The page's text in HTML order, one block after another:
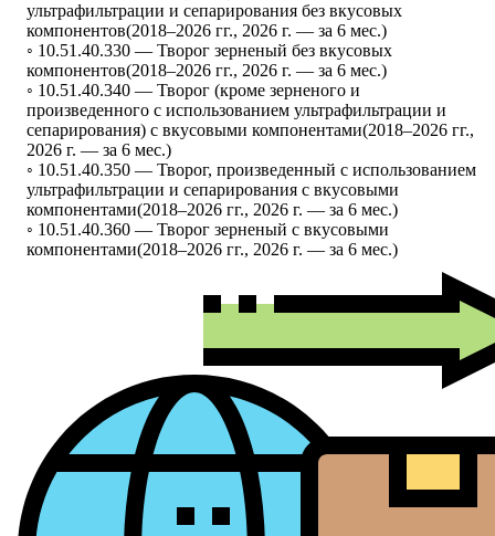
ультрафильтрации и сепарирования без вкусовых
компонентов(2018–2026 гг., 2026 г. — за 6 мес.)
◦ 10.51.40.330 — Творог зерненый без вкусовых
компонентов(2018–2026 гг., 2026 г. — за 6 мес.)
◦ 10.51.40.340 — Творог (кроме зерненого и
произведенного с использованием ультрафильтрации и
сепарирования) с вкусовыми компонентами(2018–2026 гг.,
2026 г. — за 6 мес.)
◦ 10.51.40.350 — Творог, произведенный с использованием
ультрафильтрации и сепарирования с вкусовыми
компонентами(2018–2026 гг., 2026 г. — за 6 мес.)
◦ 10.51.40.360 — Творог зерненый с вкусовыми
компонентами(2018–2026 гг., 2026 г. — за 6 мес.)